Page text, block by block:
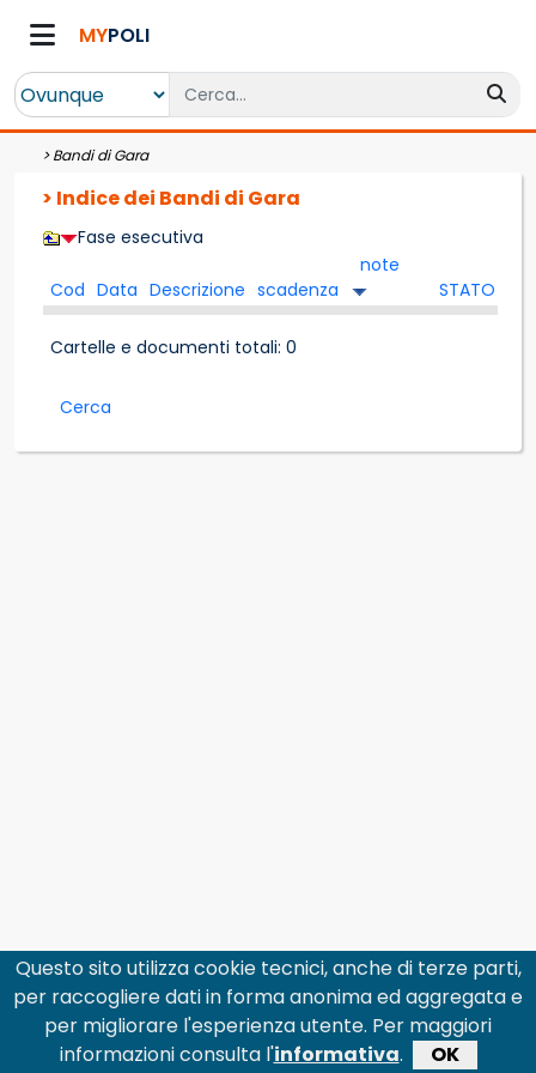
MYPOLI
>Bandi di Gara
> Indice dei Bandi di Gara
Fase esecutiva
Cod Data Descrizione scadenza
note
STATO
Cartelle e documenti totali: 0
Cerca
Questo sito utilizza cookie tecnici, anche di terze parti,
per raccogliere dati in forma anonima ed aggregata e
per migliorare l'esperienza utente. Per maggiori
informazioni consulta l'informativa. OK